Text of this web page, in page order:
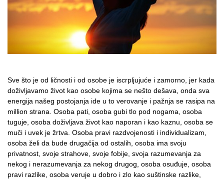
Sve što je od ličnosti i od osobe je iscrpljujuće i zamorno, jer kada
doživljavamo život kao osobe kojima se nešto dešava, onda sva
energija našeg postojanja ide u to verovanje i pažnja se rasipa na
million strana. Osoba pati, osoba gubi tlo pod nogama, osoba
tuguje, osoba doživljava život kao naporan i kao kaznu, osoba se
muči i uvek je žrtva. Osoba pravi razdvojenosti i individualizam,
osoba želi da bude drugačija od ostalih, osoba ima svoju
privatnost, svoje strahove, svoje fobije, svoja razumevanja za
nekog i nerazumevanja za nekog drugog, osoba osuđuje, osoba
pravi razlike, osoba veruje u dobro i zlo kao suštinske razlike,